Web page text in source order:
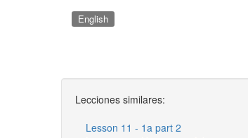
English
Lecciones similares:
Lesson 11 - 1a part 2